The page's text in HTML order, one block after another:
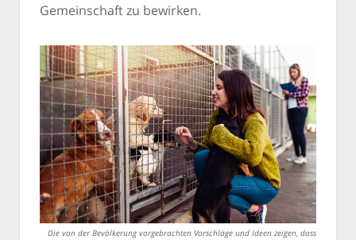
Gemeinschaft zu bewirken.
Die von der Bevölkerung vorgebrachten Vorschläge und Ideen zeigen, dass